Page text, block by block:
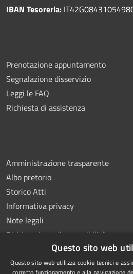
IBAN Tesoreria:
Prenotazione appuntamento
Segnalazione disservizio
Leggi le FAQ
Richiesta di assistenza
Amministrazione trasparente
Albo pretorio
Storico Atti
Informativa privacy
Note legali
Dichiarazione di accessibilità
Questo sito web
Questo sito web utilizza cookie tecnici e